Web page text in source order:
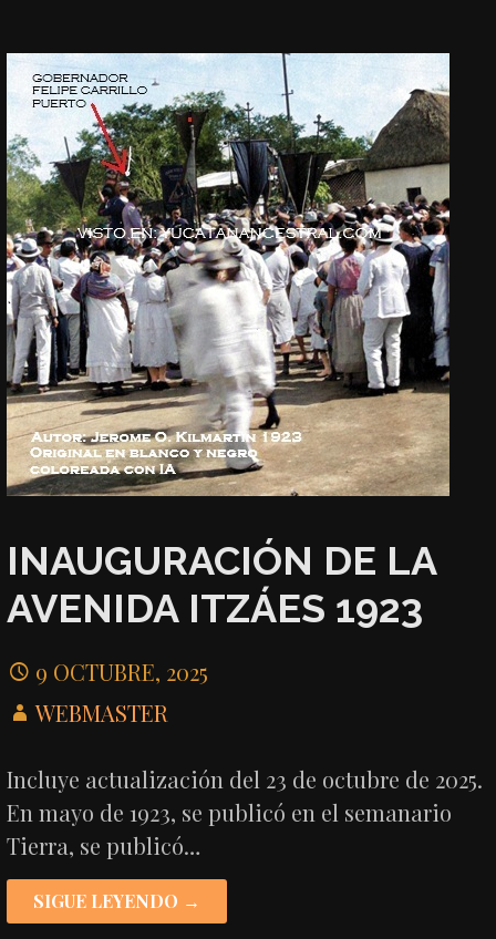
INAUGURACIÓN DE LA
AVENIDA ITZÁES 1923
9 OCTUBRE, 2025
WEBMASTER
Incluye actualización del 23 de octubre de 2025.
En mayo de 1923, se publicó en el semanario
Tierra, se publicó…
SIGUE LEYENDO →